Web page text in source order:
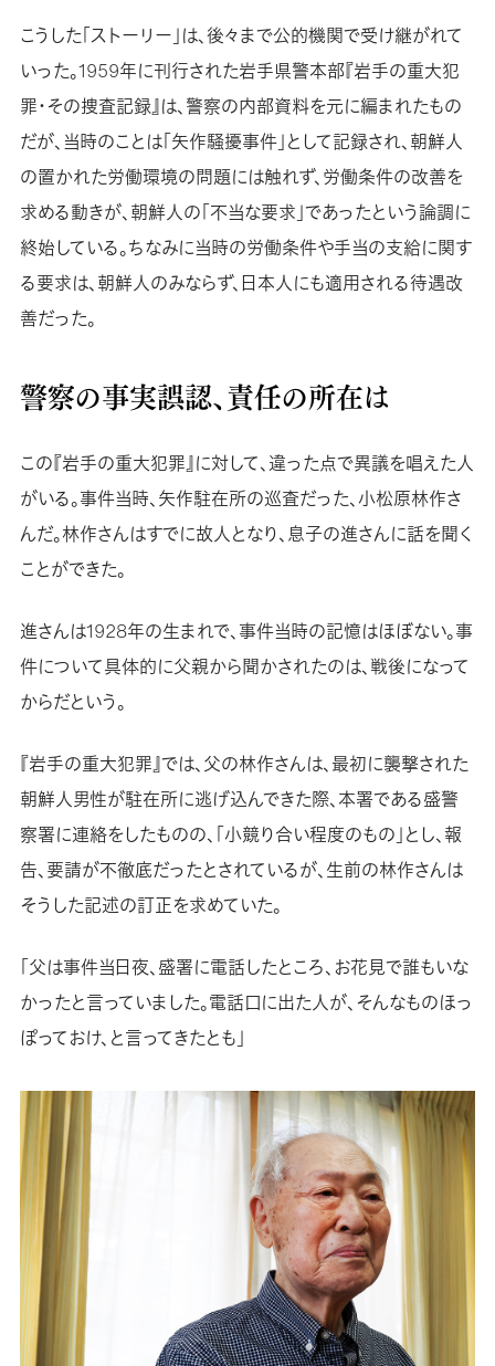
こうした「ストーリー」は、後々まで公的機関で受け継がれて
いった。1959年に刊行された岩手県警本部『岩手の重大犯
罪・その捜査記録』は、警察の内部資料を元に編まれたもの
だが、当時のことは「矢作騒擾事件」として記録され、朝鮮人
の置かれた労働環境の問題には触れず、労働条件の改善を
求める動きが、朝鮮人の「不当な要求」であったという論調に
終始している。ちなみに当時の労働条件や手当の支給に関す
る要求は、朝鮮人のみならず、日本人にも適用される待遇改
善だった。
警察の事実誤認、責任の所在は
この『岩手の重大犯罪』に対して、違った点で異議を唱えた人
がいる。事件当時、矢作駐在所の巡査だった、小松原林作さ
んだ。林作さんはすでに故人となり、息子の進さんに話を聞く
ことができた。
進さんは1928年の生まれで、事件当時の記憶はほぼない。事
件について具体的に父親から聞かされたのは、戦後になって
からだという。
『岩手の重大犯罪』では、父の林作さんは、最初に襲撃された
朝鮮人男性が駐在所に逃げ込んできた際、本署である盛警
察署に連絡をしたものの、「小競り合い程度のもの」とし、報
告、要請が不徹底だったとされているが、生前の林作さんは
そうした記述の訂正を求めていた。
「父は事件当日夜、盛署に電話したところ、お花見で誰もいな
かったと言っていました。電話口に出た人が、そんなものほっ
ぽっておけ、と言ってきたとも」